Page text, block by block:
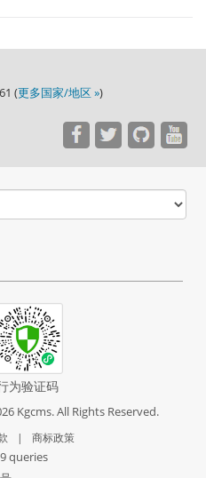
(更多国家/地区 »)
为验证码
Kgcms. All Rights Reserved.
| 商标政策
queries